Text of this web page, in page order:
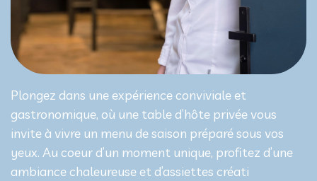
Plongez dans une expérience conviviale et
gastronomique, où une table d’hôte privée vous
invite à vivre un menu de saison préparé sous vos
yeux. Au coeur d’un moment unique, profitez d’une
ambiance chaleureuse et d’assiettes créati